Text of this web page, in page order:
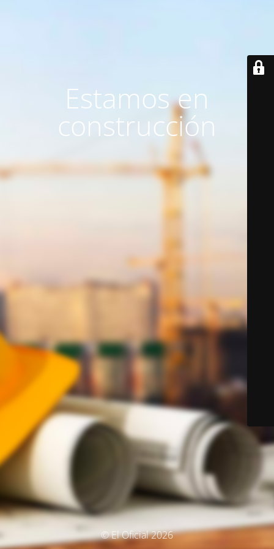
Estamos en
construcción
© El Oficial 2026